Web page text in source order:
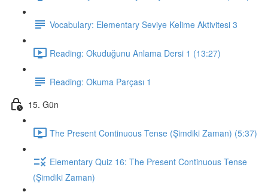
Vocabulary: Elementary Seviye Kelime Aktivitesi 3
Reading: Okuduğunu Anlama Dersi 1 (13:27)
Reading: Okuma Parçası 1
15. Gün
The Present Continuous Tense (Şimdiki Zaman) (5:37)
Elementary Quiz 16: The Present Continuous Tense
(Şimdiki Zaman)